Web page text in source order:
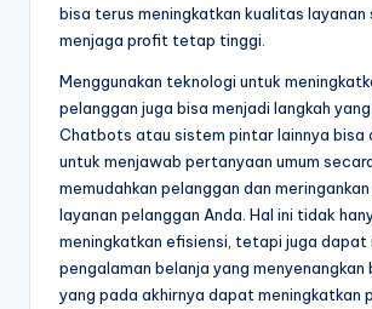
bisa terus meningkatkan kualitas layanan
menjaga profit tetap tinggi.
Menggunakan teknologi untuk
pelanggan juga bisa menjadi langkah yang
Chatbots atau sistem pintar lainnya bisa
untuk menjawab pertanyaan umum
memudahkan pelanggan dan
layanan pelanggan Anda. Hal ini tidak
meningkatkan efisiensi, tetapi juga dapat
pengalaman belanja yang menyenangkan
yang pada akhirnya dapat meningkatkan